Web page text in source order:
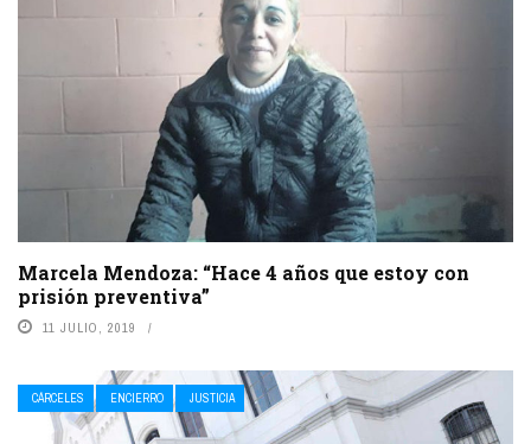
Marcela Mendoza: “Hace 4 años que estoy con
prisión preventiva”
11 JULIO, 2019
CÁRCELES ENCIERRO JUSTICIA